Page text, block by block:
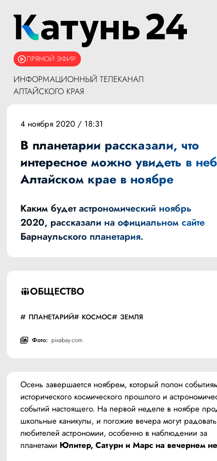
ПРЯМОЙ ЭФИР
ИНФОРМАЦИОННЫЙ ТЕЛЕКАНАЛ
АЛТАЙСКОГО КРАЯ
ОБЩЕСТВО
ПЛАНЕТАРИЙ КОСМОС ЗЕМЛЯ
Фото: pixabay.com
4 ноября 2020 / 18:31
В планетарии рассказали, что
интересное можно увидеть в
Алтайском крае в ноябре
Каким будет астрономический ноябрь
2020, рассказали на официальном сайте
Барнаульского планетария.
Осень завершается ноябрем, который полон
исторического космического прошлого и
событий настоящего. На первой неделе в ноябре
школьные каникулы, и погожие вечера могут радовать
любителей астрономии, особенно в наблюдении за
планетами Юпитер, Сатурн и Марс на вечернем